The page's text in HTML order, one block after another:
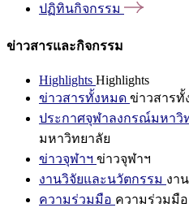
ปฏิทินกิจกรรม
ข่าวสารและกิจกรรม
Highlights Highlights
ข่าวสารทั้งหมด ข่าวสารทั้
ประกาศจุฬาลงกรณ์มหาวิ
มหาวิทยาลัย
ข่าวจุฬาฯ ข่าวจุฬาฯ
งานวิจัยและนวัตกรรม งา
ความร่วมมือ ความร่วมมือ